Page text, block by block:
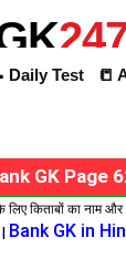
Daily Test 📒
GK Page
लिए किताबों का
Bank GK in